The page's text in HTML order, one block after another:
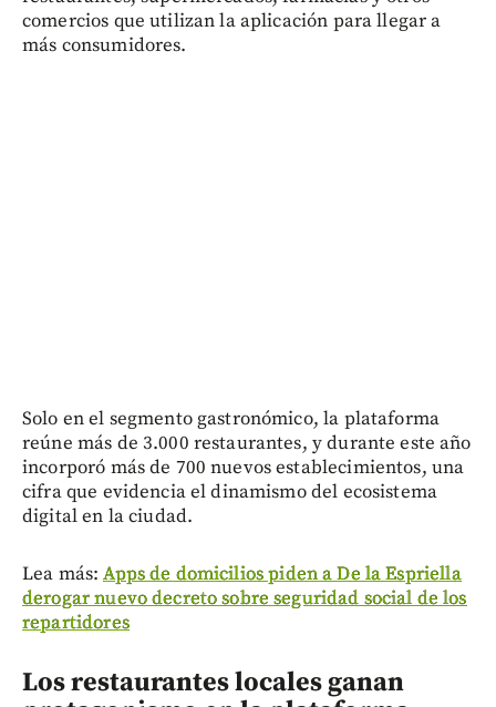
comercios que utilizan la aplicación para llegar a
más consumidores.
Solo en el segmento gastronómico, la plataforma
reúne más de 3.000 restaurantes, y durante este año
incorporó más de 700 nuevos establecimientos, una
cifra que evidencia el dinamismo del ecosistema
digital en la ciudad.
Lea más:Apps de domicilios piden a De la Espriella
derogar nuevo decreto sobre seguridad social de los
repartidores
Los restaurantes locales ganan